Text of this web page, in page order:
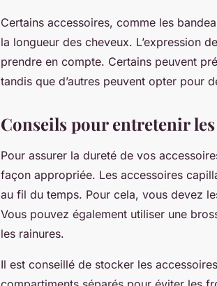
Certains accessoires, comme les
la longueur des cheveux. L’expression
prendre en compte. Certains peuvent
tandis que d’autres peuvent opter pour
Conseils pour entretenir
Pour assurer la dureté de vos
façon appropriée. Les accessoires
au fil du temps. Pour cela, vous devez
Vous pouvez également utiliser une
les rainures.
Il est conseillé de stocker les